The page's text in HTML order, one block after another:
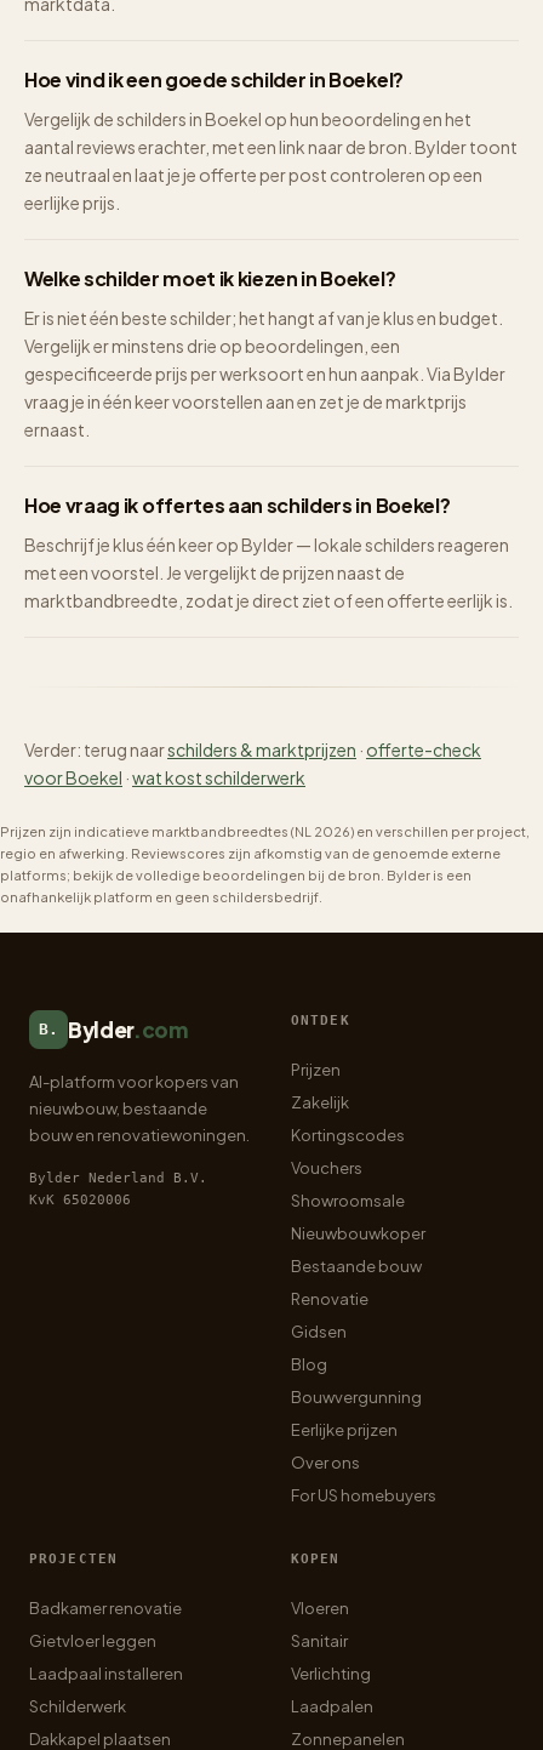
Hoe vind ik een goede schilder in Boekel?
Vergelijk de schilders in Boekel op hun beoordeling en het
aantal reviews erachter, met een link naar de bron. Bylder toont
ze neutraal en laat je je offerte per post controleren op een
eerlijke prijs.
Welke schilder moet ik kiezen in Boekel?
Er is niet één beste schilder; het hangt af van je klus en budget.
Vergelijk er minstens drie op beoordelingen, een
gespecificeerde prijs per werksoort en hun aanpak. Via Bylder
vraag je in één keer voorstellen aan en zet je de marktprijs
ernaast.
Hoe vraag ik offertes aan schilders in Boekel?
Beschrijf je klus één keer op Bylder — lokale schilders reageren
met een voorstel. Je vergelijkt de prijzen naast de
marktbandbreedte, zodat je direct ziet of een offerte eerlijk is.
Verder: terug naarschilders & marktprijzen · offerte-check
voor Boekel ·wat kost schilderwerk
Prijzen zijn indicatieve marktbandbreedtes (NL 2026) en verschillen per project,
regio en afwerking. Reviewscores zijn afkomstig van de genoemde externe
platforms; bekijk de volledige beoordelingen bij de bron. Bylder is een
onafhankelijk platform en geen schildersbedrijf.
B. Bylder.com
AI-platform voor kopers van
nieuwbouw, bestaande
bouw en renovatiewoningen.
Bylder Nederland B.V.
KvK 65020006
ONTDEK
Prijzen
Zakelijk
Kortingscodes
Vouchers
Showroomsale
Nieuwbouwkoper
Bestaande bouw
Renovatie
Gidsen
Blog
Bouwvergunning
Eerlijke prijzen
Over ons
For US homebuyers
PROJECTEN
Badkamer renovatie
Gietvloer leggen
Laadpaal installeren
Schilderwerk
Dakkapel plaatsen
KOPEN
Vloeren
Sanitair
Verlichting
Laadpalen
Zonnepanelen